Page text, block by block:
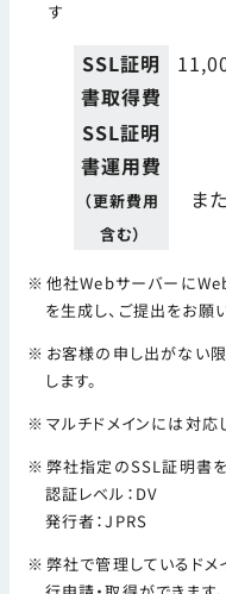
す
SSL証明
書取得費
SSL証明
書運用費
（更新費用
含む）
ま
他社Webサーバーに
を生成し、ご提出をお願
お客様の申し出がない
します。
マルチドメインには対応
弊社指定のSSL証明書を
認証レベル：DV
発行者：JPRS
弊社で管理しているド